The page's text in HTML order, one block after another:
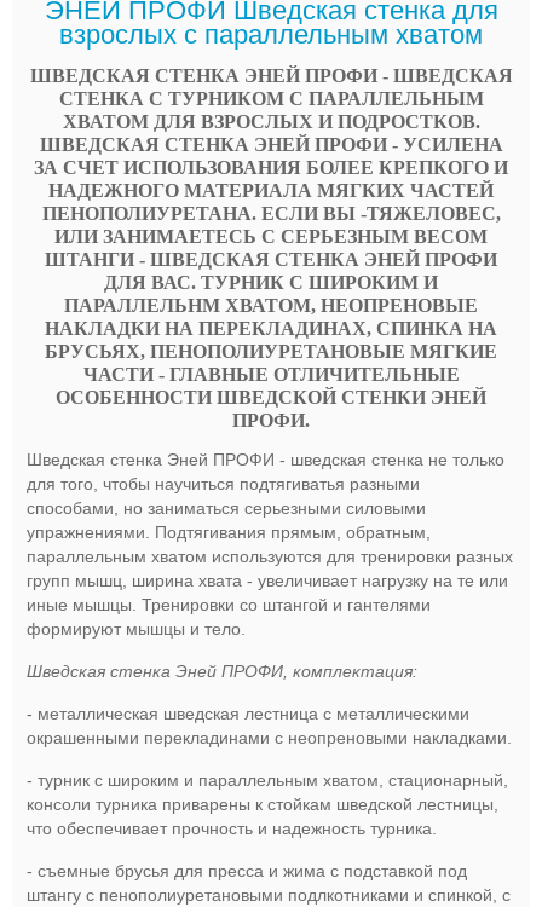
ЭНЕЙ ПРОФИ Шведская стенка для
взрослых с параллельным хватом
ШВЕДСКАЯ СТЕНКА ЭНЕЙ ПРОФИ - ШВЕДСКАЯ
СТЕНКА С ТУРНИКОМ С ПАРАЛЛЕЛЬНЫМ
ХВАТОМ ДЛЯ ВЗРОСЛЫХ И ПОДРОСТКОВ.
ШВЕДСКАЯ СТЕНКА ЭНЕЙ ПРОФИ - УСИЛЕНА
ЗА СЧЕТ ИСПОЛЬЗОВАНИЯ БОЛЕЕ КРЕПКОГО И
НАДЕЖНОГО МАТЕРИАЛА МЯГКИХ ЧАСТЕЙ
ПЕНОПОЛИУРЕТАНА. ЕСЛИ ВЫ -ТЯЖЕЛОВЕС,
ИЛИ ЗАНИМАЕТЕСЬ С СЕРЬЕЗНЫМ ВЕСОМ
ШТАНГИ - ШВЕДСКАЯ СТЕНКА ЭНЕЙ ПРОФИ
ДЛЯ ВАС. ТУРНИК С ШИРОКИМ И
ПАРАЛЛЕЛЬНМ ХВАТОМ, НЕОПРЕНОВЫЕ
НАКЛАДКИ НА ПЕРЕКЛАДИНАХ, СПИНКА НА
БРУСЬЯХ, ПЕНОПОЛИУРЕТАНОВЫЕ МЯГКИЕ
ЧАСТИ - ГЛАВНЫЕ ОТЛИЧИТЕЛЬНЫЕ
ОСОБЕННОСТИ ШВЕДСКОЙ СТЕНКИ ЭНЕЙ
ПРОФИ.
Шведская стенка Эней ПРОФИ - шведская стенка не только
для того, чтобы научиться подтягиватья разными
способами, но заниматься серьезными силовыми
упражнениями. Подтягивания прямым, обратным,
параллельным хватом используются для тренировки разных
групп мышц, ширина хвата - увеличивает нагрузку на те или
иные мышцы. Тренировки со штангой и гантелями
формируют мышцы и тело.
Шведская стенка Эней ПРОФИ, комплектация:
- металлическая шведская лестница с металлическими
окрашенными перекладинами с неопреновыми накладками.
- турник с широким и параллельным хватом, стационарный,
консоли турника приварены к стойкам шведской лестницы,
что обеспечивает прочность и надежность турника.
- съемные брусья для пресса и жима с подставкой под
штангу с пенополиуретановыми подлкотниками и спинкой, с